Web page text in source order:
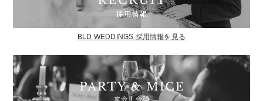
BLD WEDDINGS 採用情報を見る